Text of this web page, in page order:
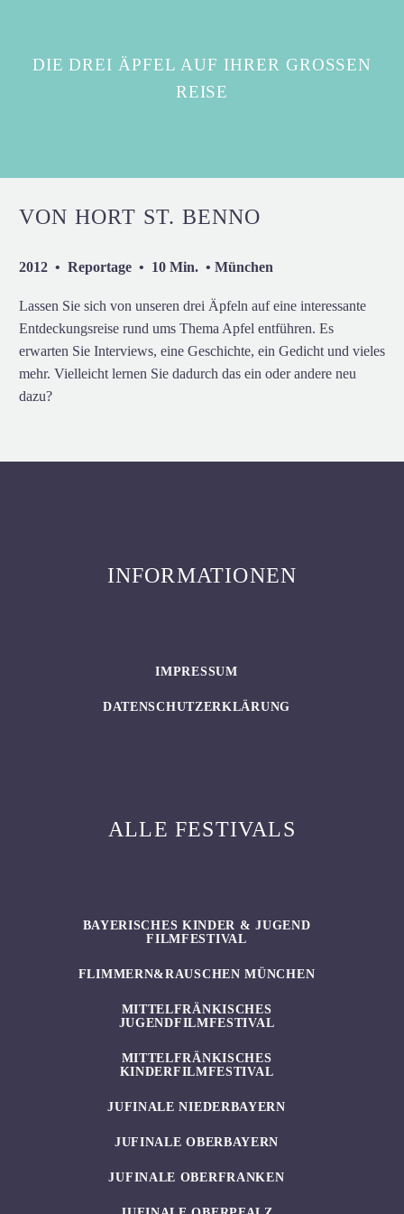
DIE DREI ÄPFEL AUF IHRER GROSSEN R
EISE
VON HORT ST. BENNO
2012 • Reportage • 10 Min. • München
Lassen Sie sich von unseren drei Äpfeln auf eine interessante
Entdeckungsreise rund ums Thema Apfel entführen. Es
erwarten Sie Interviews, eine Geschichte, ein Gedicht und vieles
mehr. Vielleicht lernen Sie dadurch das ein oder andere neu
dazu?
INFORMATIONEN
IMPRESSUM
DATENSCHUTZERKLÄRUNG
ALLE FESTIVALS
BAYERISCHES KINDER & JUGEND
FILMFESTIVAL
FLIMMERN&RAUSCHEN MÜNCHEN
MITTELFRÄNKISCHES
JUGENDFILMFESTIVAL
MITTELFRÄNKISCHES
KINDERFILMFESTIVAL
JUFINALE NIEDERBAYERN
JUFINALE OBERBAYERN
JUFINALE OBERFRANKEN